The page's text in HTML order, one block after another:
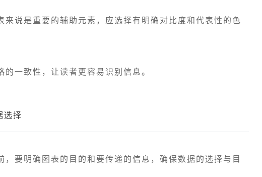
来说是重要的辅助元素，应选择有明确对比度和代表性的色
一致性，让读者更容易识别信息。
择
，要明确图表的目的和要传递的信息，确保数据的选择与目